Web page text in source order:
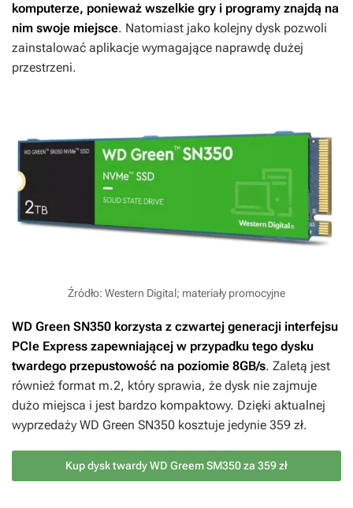
komputerze, ponieważ wszelkie gry i programy znajdą na
nim swoje miejsce. Natomiast jako kolejny dysk pozwoli
zainstalować aplikacje wymagające naprawdę dużej
przestrzeni.
Źródło: Western Digital; materiały promocyjne
WD Green SN350 korzysta z czwartej generacji interfejsu
PCIe Express zapewniającej w przypadku tego dysku
twardego przepustowość na poziomie 8GB/s. Zaletą jest
również format m.2, który sprawia, że dysk nie zajmuje
dużo miejsca i jest bardzo kompaktowy. Dzięki aktualnej
wyprzedaży WD Green SN350 kosztuje jedynie 359 zł.
Kup dysk twardy WD Greem SM350 za 359 zł